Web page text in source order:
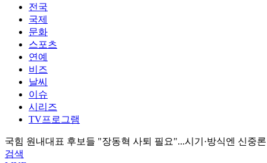
전국
국제
문화
스포츠
연예
비즈
날씨
이슈
시리즈
TV프로그램
국힘 원내대표 후보들 "장동혁 사퇴 필요"...시기·방식엔 신중론
검색